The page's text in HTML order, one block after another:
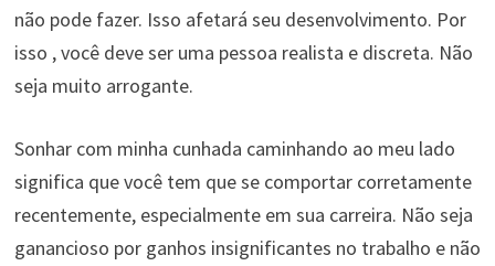
não pode fazer. Isso afetará seu desenvolvimento. Por
isso , você deve ser uma pessoa realista e discreta. Não
seja muito arrogante.
Sonhar com minha cunhada caminhando ao meu lado
significa que você tem que se comportar corretamente
recentemente, especialmente em sua carreira. Não seja
ganancioso por ganhos insignificantes no trabalho e não